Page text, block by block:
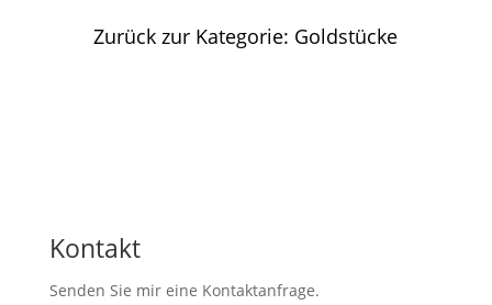
Zurück zur Kategorie: Goldstücke
Kontakt
Senden Sie mir eine Kontaktanfrage.